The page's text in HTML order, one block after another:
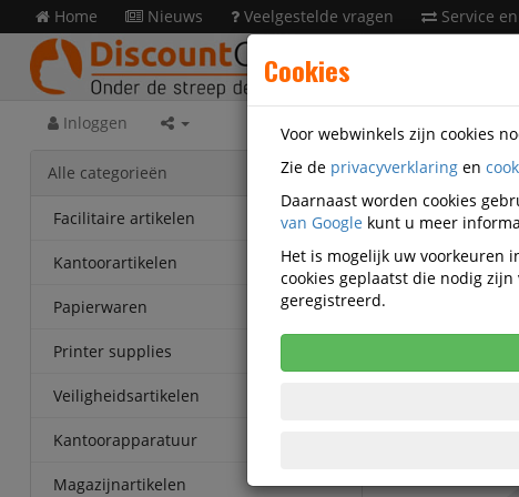
Home Nieuws Veelgestelde vragen Service
Inloggen
Alle categorieën
Facilitaire artikelen
Kantoorartikelen
Papierwaren
Printer supplies
Veiligheidsartikelen
Kantoorapparatuur
Magazijnartikelen
BD470807
Durable
Korting
Cookies
Voor webwinkels zijn cookies
Zie de privacyverklaring en
Daarnaast worden cookies
van Google kunt u meer
Het is mogelijk uw voorkeuren
cookies geplaatst die nodig
geregistreerd.